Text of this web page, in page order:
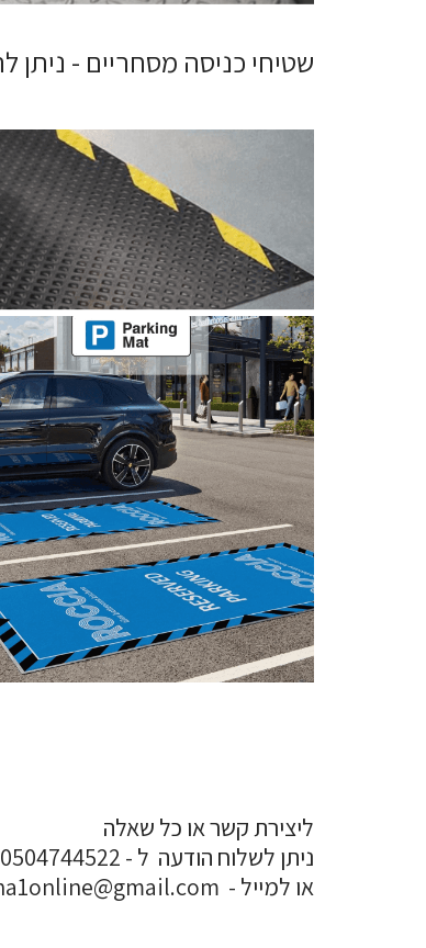
שטיחי כניסה מסחריים - ניתן
ליצירת קשר או כל שאלה
ניתן לשלוח הודעה ל - 0504744522
או למייל - nesicha1online@gmail.com